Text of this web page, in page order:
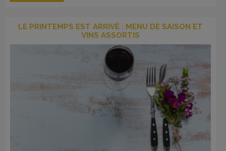
LE PRINTEMPS EST ARRIVÉ : MENU DE SAISON ET
VINS ASSORTIS